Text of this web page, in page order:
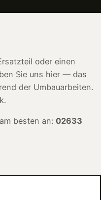
oder einen
Sie uns hier — das
der Umbauarbeiten.
besten an: 02633